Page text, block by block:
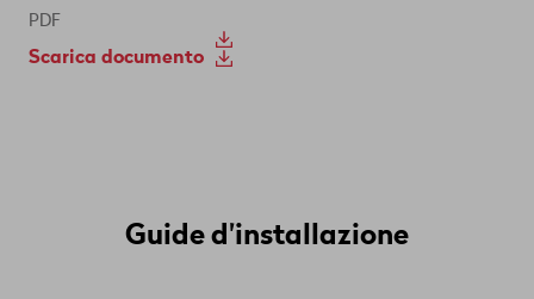
PDF
Scarica documento
Guide d'installazione